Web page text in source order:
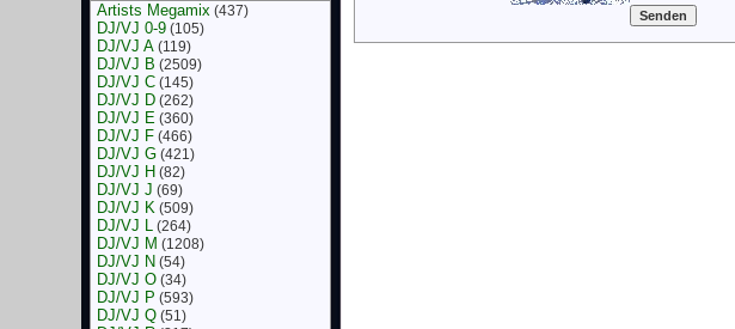
Artists Megamix(437)
DJ/VJ 0-9(105)
DJ/VJ A(119)
DJ/VJ B (2509)
DJ/VJ C(145)
DJ/VJ D(262)
DJ/VJ E(360)
DJ/VJ F(466)
DJ/VJ G(421)
DJ/VJ H (82)
DJ/VJ J (69)
DJ/VJ K(509)
DJ/VJ L(264)
DJ/VJ M (1208)
DJ/VJ N (54)
DJ/VJ O(34)
DJ/VJ P (593)
DJ/VJ Q(51)